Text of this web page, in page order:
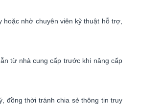
nhờ chuyên viên kỹ thuật hỗ trợ,
từ nhà cung cấp trước khi nâng cấp
đồng thời tránh chia sẻ thông tin truy